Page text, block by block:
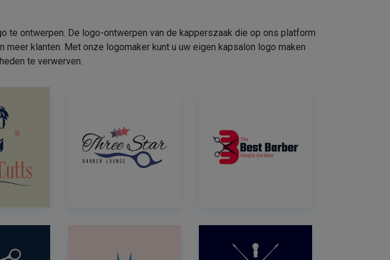
te ontwerpen. De logo-ontwerpen van de kapperszaak die op ons platform
meer klanten. Met onze logomaker kunt u uw eigen kapsalon logo maken
te verwerven.